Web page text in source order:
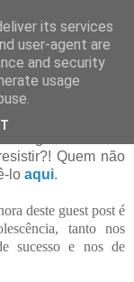
do
Quem não
lo aqui.
deste guest post é
tanto nos
sucesso e nos de
its services
user-agent are
and security
usage